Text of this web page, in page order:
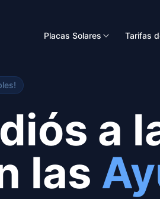
Placas Solares Tarifas
a
las